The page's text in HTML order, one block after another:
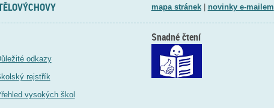
mapa stránek| novinky e-mailem
odkazy
rejstřík
vysokých škol
Snadné čtení